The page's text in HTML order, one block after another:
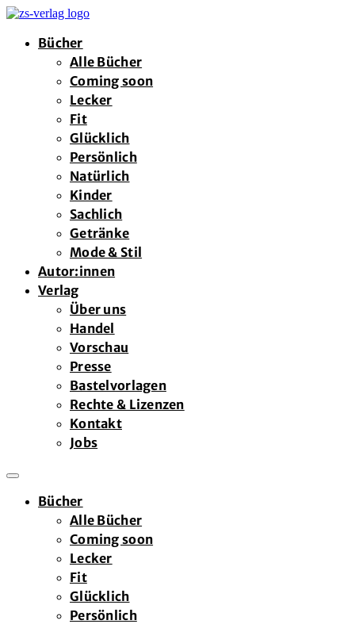
Bücher
Alle Bücher
Coming soon
Lecker
Fit
Glücklich
Persönlich
Natürlich
Kinder
Sachlich
Getränke
Mode & Stil
Autor:innen
Verlag
Über uns
Handel
Vorschau
Presse
Bastelvorlagen
Rechte & Lizenzen
Kontakt
Jobs
Bücher
Alle Bücher
Coming soon
Lecker
Fit
Glücklich
Persönlich